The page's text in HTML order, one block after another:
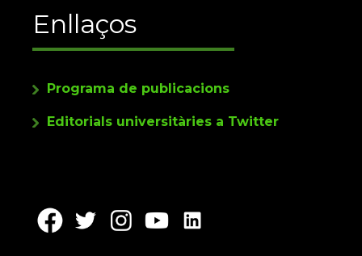
Enllaços
Programa de publicacions
Editorials universitàries a Twitter